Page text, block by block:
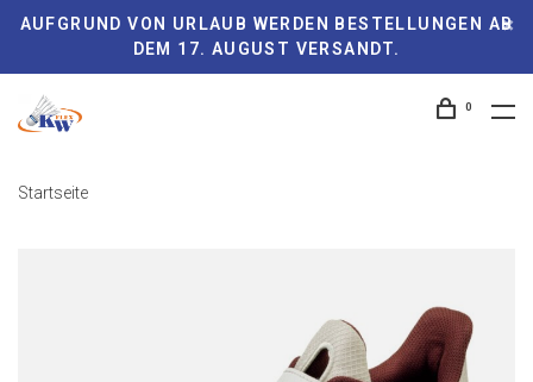
AUFGRUND VON URLAUB WERDEN BESTELLUNGEN AB
DEM 17. AUGUST VERSANDT.
0
Startseite